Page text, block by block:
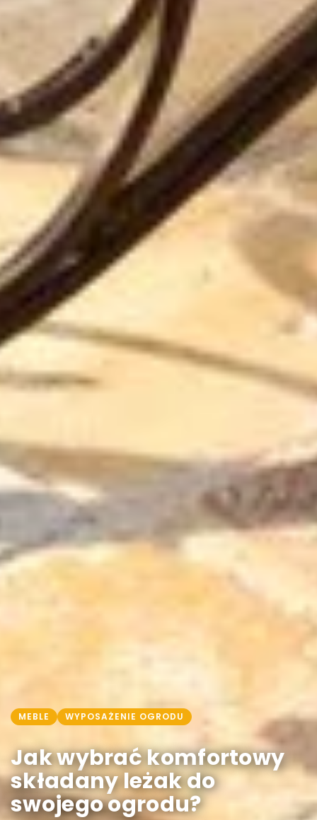
MEBLE WYPOSAŻENIE OGRODU
Jak wybrać komfortowy
składany leżak do
swojego ogrodu?